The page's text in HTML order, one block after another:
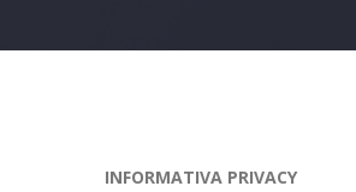
INFORMATIVA PRIVACY